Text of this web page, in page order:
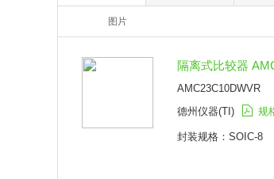
图片
隔离式比较器
AMC23C10DWVR
德州仪器(TI)
规
封装规格：SOIC-8